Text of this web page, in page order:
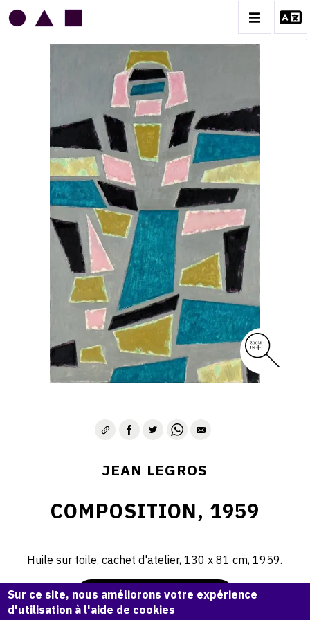
JEAN LEGROS
BIOGRAPHIE
CATALOGUE DES OEUVRES
GRUES DE BEAUBOURG
OEUVRES ANCIENNES
RONDS MUSICAUX
TOILES À BANDES
TÔLES ÉMAILLÉES
CONTACT
JEAN LEGROS
COMPOSITION, 1959
Huile sur toile,cachet d'atelier, 130 x 81 cm, 1959.
Demande d'information
Sur ce site, nous améliorons votre expérience
d'utilisation à l'aide de cookies